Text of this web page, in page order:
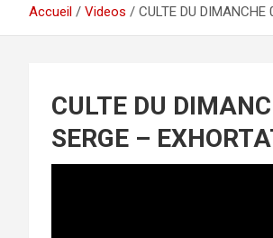
Accueil Videos CULTE DU DIMANCHE
CULTE DU
SERGE –